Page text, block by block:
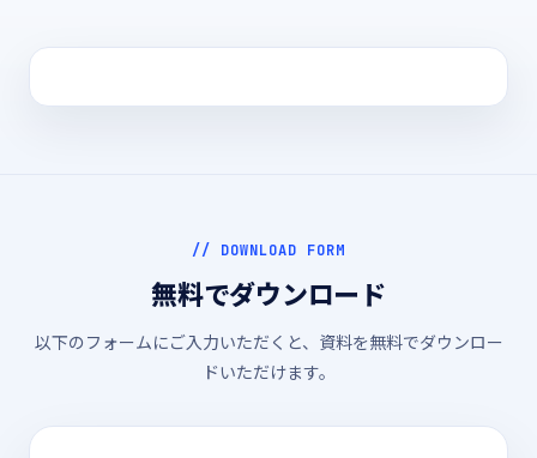
// DOWNLOAD FORM
無料でダウンロード
以下のフォームにご入力いただくと、資料を無料でダウンロー
ドいただけます。